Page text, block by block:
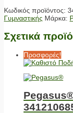
Κωδικός προϊόντος:
Γυμναστικής Μάρκα:
Σχετικά
Προσφορές!